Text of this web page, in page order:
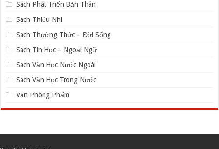
Sách Phát Triển Bản Thân
Sách Thiếu Nhi
Sách Thường Thức – Đời Sống
Sách Tin Học – Ngoại Ngữ
Sách Văn Học Nước Ngoài
Sách Văn Học Trong Nước
Văn Phòng Phẩm